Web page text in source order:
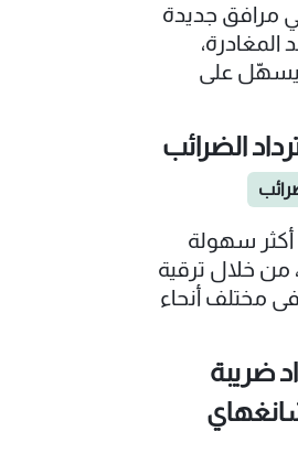
مرافق جديدة
المغادرة،
يسهّل على
الضرائب
سهولة
من خلال ترقية
مختلف أنحاء
ضريبة